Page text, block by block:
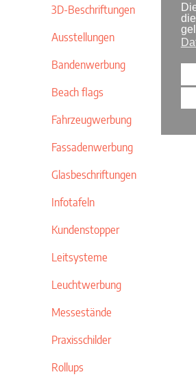
3D-Beschriftungen
Ausstellungen
Bandenwerbung
Beach flags
Fahrzeugwerbung
Fassadenwerbung
Glasbeschriftungen
Infotafeln
Kundenstopper
Leitsysteme
Leuchtwerbung
Messestände
Praxisschilder
Rollups